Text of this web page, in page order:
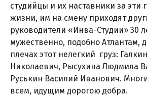
студийцы и их наставники за эти
жизни, им на смену приходят
руководители «Инва-Студии» 30
мужественно, подобно Атлантам,
плечах этот нелегкий груз:
Николаевич, Рысухина Людмила
Руськин Василий Иванович.
всем, идущим дорогою добра.